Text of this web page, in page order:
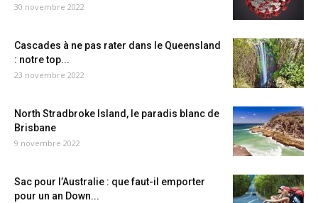
30 novembre 2022
Cascades à ne pas rater dans le Queensland
: notre top...
23 novembre 2022
North Stradbroke Island, le paradis blanc de
Brisbane
9 novembre 2022
Sac pour l’Australie : que faut-il emporter
pour un an Down...